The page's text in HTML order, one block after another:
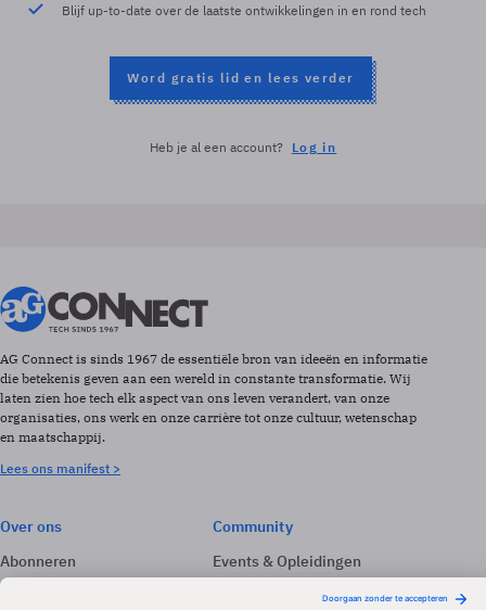
Blijf up-to-date over de laatste ontwikkelingen in en rond tech
Word gratis lid en lees verder
Heb je al een account? Log in
AG Connect is sinds 1967 de essentiële bron van ideeën en informatie
die betekenis geven aan een wereld in constante transformatie. Wij
laten zien hoe tech elk aspect van ons leven verandert, van onze
organisaties, ons werk en onze carrière tot onze cultuur, wetenschap
en maatschappij.
Lees ons manifest >
Over ons
Abonneren
Adverteren
Community
Events & Opleidingen